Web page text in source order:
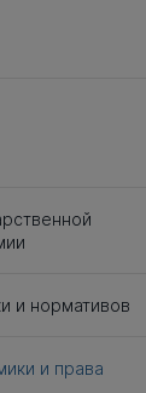
и нормативов
и права